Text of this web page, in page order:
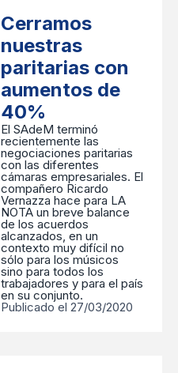
Cerramos
nuestras
paritarias con
aumentos de
40%
El SAdeM terminó
recientemente las
negociaciones paritarias
con las diferentes
cámaras empresariales. El
compañero Ricardo
Vernazza hace para LA
NOTA un breve balance
de los acuerdos
alcanzados, en un
contexto muy difícil no
sólo para los músicos
sino para todos los
trabajadores y para el país
en su conjunto.
Publicado el 27/03/2020